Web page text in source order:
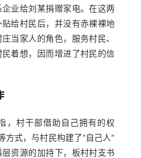
业给刘某捐赠家电。在这两
给村民后，并没有赤裸裸地
当家人的角色，服务村民、
着想，因而增进了村民的信
，村干部借助自己拥有的权
方式，与村民构建了“自己人”
资源的加持下，板村村支书